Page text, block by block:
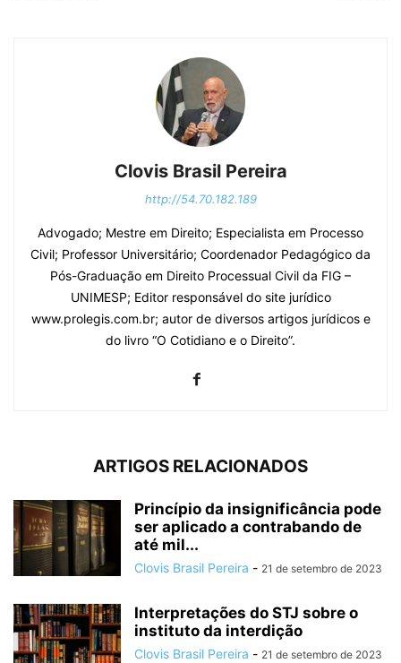
Clovis Brasil Pereira
http://54.70.182.189
Advogado; Mestre em Direito; Especialista em Processo
Civil; Professor Universitário; Coordenador Pedagógico da
Pós-Graduação em Direito Processual Civil da FIG –
UNIMESP; Editor responsável do site jurídico
www.prolegis.com.br; autor de diversos artigos jurídicos e
do livro “O Cotidiano e o Direito”.
ARTIGOS RELACIONADOS
Princípio da insignificância pode
ser aplicado a contrabando de
até mil...
Clovis Brasil Pereira - 21 de setembro de 2023
Interpretações do STJ sobre o
instituto da interdição
Clovis Brasil Pereira - 21 de setembro de 2023